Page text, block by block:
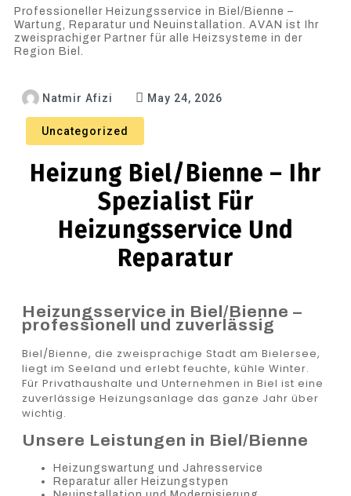
Professioneller Heizungsservice in Biel/Bienne –
Wartung, Reparatur und Neuinstallation. AVAN ist Ihr
zweisprachiger Partner für alle Heizsysteme in der
Region Biel.
Natmir Afizi May 24, 2026
Uncategorized
Heizung Biel/Bienne – Ihr
Spezialist Für
Heizungsservice Und
Reparatur
Heizungsservice in Biel/Bienne –
professionell und zuverlässig
Biel/Bienne, die zweisprachige Stadt am Bielersee,
liegt im Seeland und erlebt feuchte, kühle Winter.
Für Privathaushalte und Unternehmen in Biel ist eine
zuverlässige Heizungsanlage das ganze Jahr über
wichtig.
Unsere Leistungen in Biel/Bienne
Heizungswartung und Jahresservice
Reparatur aller Heizungstypen